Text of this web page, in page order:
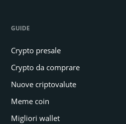
GUIDE
Crypto presale
Crypto da comprare
Nuove criptovalute
Meme coin
Migliori wallet